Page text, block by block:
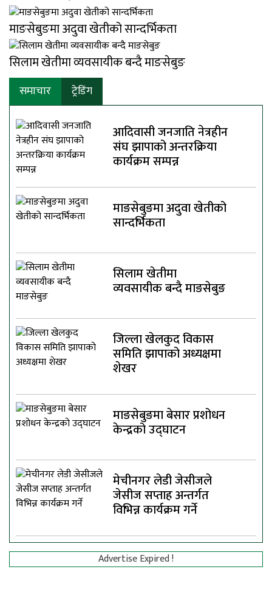
माङसेबुङमा अदुवा खेतीको सान्दर्भिकता
सिलाम खेतीमा व्यवसायीक बन्दै माङसेबुङ
समाचार ट्रेडिंग
आदिवासी जनजाति नेत्रहीन
संघ झापाको अन्तरक्रिया
कार्यक्रम सम्पन्न
माङसेबुङमा अदुवा खेतीको
सान्दर्भिकता
सिलाम खेतीमा
व्यवसायीक बन्दै माङसेबुङ
जिल्ला खेलकुद विकास
समिति झापाको अध्यक्षमा
शेखर
माङसेबुङमा बेसार प्रशोधन
केन्द्रको उद्घाटन
मेचीनगर लेडी जेसीजले
जेसीज सप्ताह अन्तर्गत
विभिन्न कार्यक्रम गर्ने
Advertise Expired !